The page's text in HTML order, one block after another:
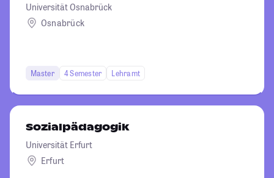
Universität Osnabrück
Osnabrück
Master 4 Semester Lehramt
Sozialpädagogik
Universität Erfurt
Erfurt